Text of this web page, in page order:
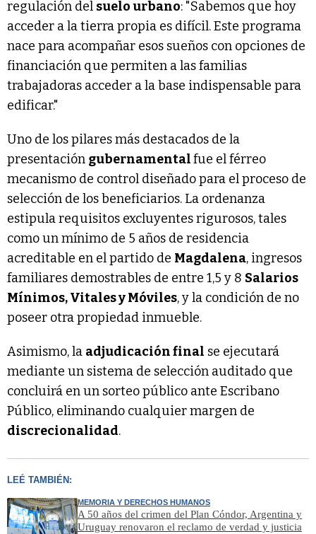
regulación del suelo urbano: "Sabemos que hoy
acceder a la tierra propia es difícil. Este programa
nace para acompañar esos sueños con opciones de
financiación que permiten a las familias
trabajadoras acceder a la base indispensable para
edificar."
Uno de los pilares más destacados de la
presentación gubernamentalfue el férreo
mecanismo de control diseñado para el proceso de
selección de los beneficiarios. La ordenanza
estipula requisitos excluyentes rigurosos, tales
como un mínimo de 5 años de residencia
acreditable en el partido de Magdalena, ingresos
familiares demostrables de entre 1,5 y 8 Salarios
Mínimos, Vitales y Móviles, y la condición de no
poseer otra propiedad inmueble.
Asimismo, la adjudicación final se ejecutará
mediante un sistema de selección auditado que
concluirá en un sorteo público ante Escribano
Público, eliminando cualquier margen de
discrecionalidad.
LEÉ TAMBIÉN:
MEMORIA Y DERECHOS HUMANOS
A 50 años del crimen del Plan Cóndor, Argentina y
Uruguay renovaron el reclamo de verdad y justicia